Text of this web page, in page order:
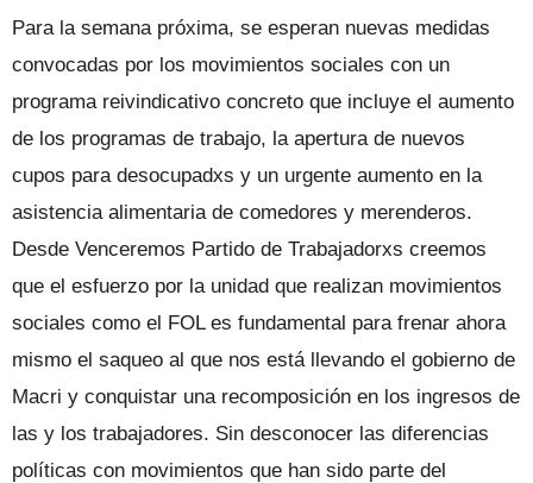
Para la semana próxima, se esperan nuevas medidas
convocadas por los movimientos sociales con un
programa reivindicativo concreto que incluye el aumento
de los programas de trabajo, la apertura de nuevos
cupos para desocupadxs y un urgente aumento en la
asistencia alimentaria de comedores y merenderos.
Desde Venceremos Partido de Trabajadorxs creemos
que el esfuerzo por la unidad que realizan movimientos
sociales como el FOL es fundamental para frenar ahora
mismo el saqueo al que nos está llevando el gobierno de
Macri y conquistar una recomposición en los ingresos de
las y los trabajadores. Sin desconocer las diferencias
políticas con movimientos que han sido parte del